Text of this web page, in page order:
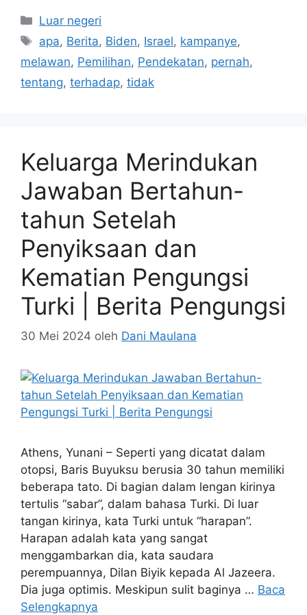
Kategori
Luar negeri
Tag
apa, Berita, Biden, Israel, kampanye,
melawan, Pemilihan, Pendekatan, pernah,
tentang, terhadap, tidak
Keluarga Merindukan
Jawaban Bertahun-
tahun Setelah
Penyiksaan dan
Kematian Pengungsi
Turki | Berita Pengungsi
30 Mei 2024 oleh Dani Maulana
Athens, Yunani – Seperti yang dicatat dalam
otopsi, Baris Buyuksu berusia 30 tahun memiliki
beberapa tato. Di bagian dalam lengan kirinya
tertulis “sabar”, dalam bahasa Turki. Di luar
tangan kirinya, kata Turki untuk “harapan”.
Harapan adalah kata yang sangat
menggambarkan dia, kata saudara
perempuannya, Dilan Biyik kepada Al Jazeera.
Dia juga optimis. Meskipun sulit baginya … Baca
Selengkapnya